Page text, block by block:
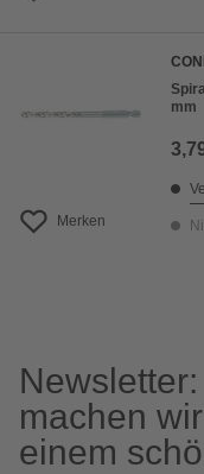
Merken
mm
machen
einem